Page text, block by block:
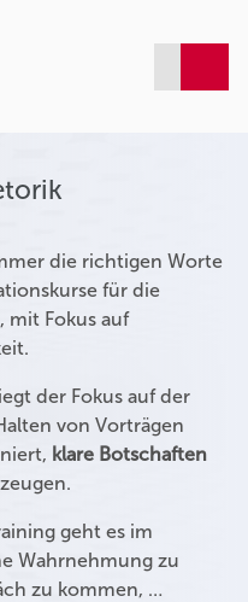
die richtigen Worte
für die
mit Fokus auf
der Fokus auf der
von Vorträgen
klare Botschaften
geht es im
Wahrnehmung zu
zu kommen, …